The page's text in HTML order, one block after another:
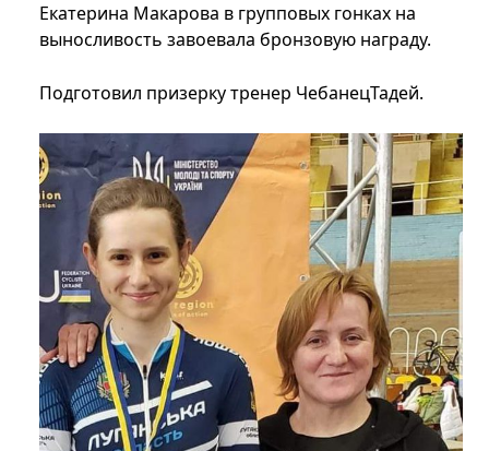
Екатерина Макарова в групповых гонках на
выносливость завоевала бронзовую награду.
Подготовил призерку тренер ЧебанецТадей.